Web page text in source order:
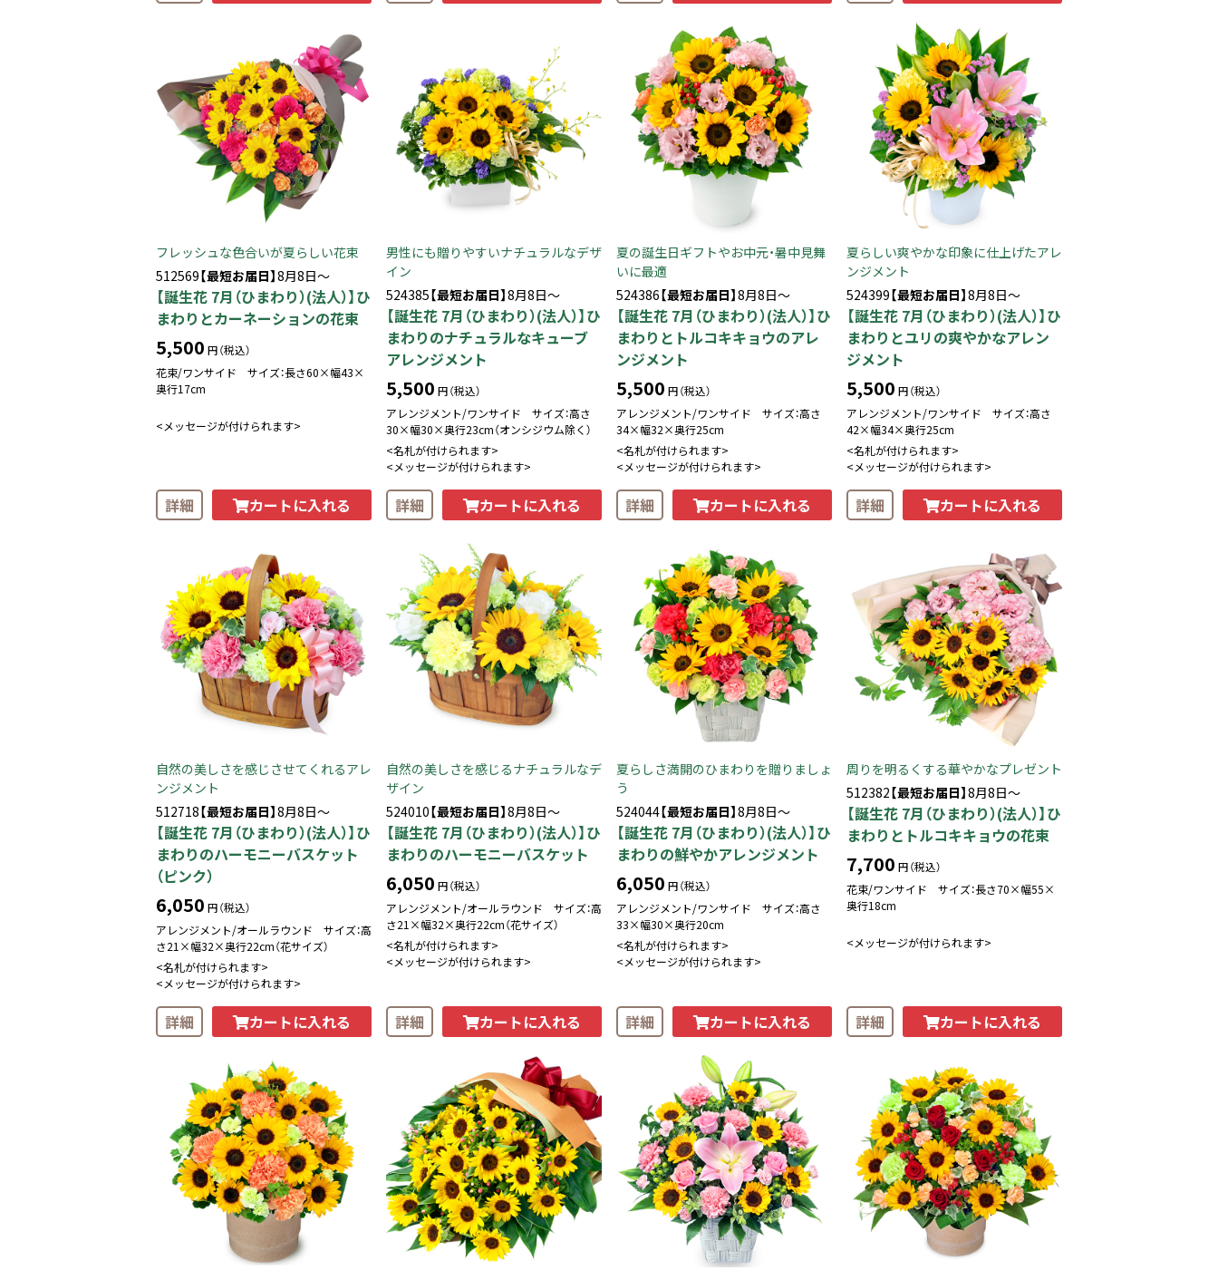
フレッシュな色合いが夏らしい花束
512569【最短お届日】8月8日～
【誕生花 7月（ひまわり）(法人）】ひ
まわりとカーネーションの花束
5,500 円（税込）
花束/ワンサイド サイズ：長さ60×幅43×
奥行17cm
<メッセージが付けられます>
詳細 カートに入れる
男性にも贈りやすいナチュラルなデザ
イン
524385【最短お届日】8月8日～
【誕生花 7月（ひまわり）(法人）】ひ
まわりのナチュラルなキューブ
アレンジメント
5,500 円（税込）
アレンジメント/ワンサイド サイズ：高さ
30×幅30×奥行23cm（オンシジウム除く）
<名札が付けられます>
<メッセージが付けられます>
詳細 カートに入れる
夏の誕生日ギフトやお中元・暑中見舞
いに最適
524386【最短お届日】8月8日～
【誕生花 7月（ひまわり）(法人）】ひ
まわりとトルコキキョウのアレ
ンジメント
5,500 円（税込）
アレンジメント/ワンサイド サイズ：高さ
34×幅32×奥行25cm
<名札が付けられます>
<メッセージが付けられます>
詳細 カートに入れる
夏らしい爽やかな印象に仕上げたアレ
ンジメント
524399【最短お届日】8月8日～
【誕生花 7月（ひまわり）(法人）】ひ
まわりとユリの爽やかなアレン
ジメント
5,500 円（税込）
アレンジメント/ワンサイド サイズ：高さ
42×幅34×奥行25cm
<名札が付けられます>
<メッセージが付けられます>
詳細 カートに入れる
自然の美しさを感じさせてくれるアレ
ンジメント
512718【最短お届日】8月8日～
【誕生花 7月（ひまわり）(法人）】ひ
まわりのハーモニーバスケット
（ピンク）
6,050 円（税込）
アレンジメント/オールラウンド サイズ：高
さ21×幅32×奥行22cm（花サイズ）
<名札が付けられます>
<メッセージが付けられます>
詳細 カートに入れる
自然の美しさを感じるナチュラルなデ
ザイン
524010【最短お届日】8月8日～
【誕生花 7月（ひまわり）(法人）】ひ
まわりのハーモニーバスケット
6,050 円（税込）
アレンジメント/オールラウンド サイズ：高
さ21×幅32×奥行22cm（花サイズ）
<名札が付けられます>
<メッセージが付けられます>
詳細 カートに入れる
夏らしさ満開のひまわりを贈りましょ
う
524044【最短お届日】8月8日～
【誕生花 7月（ひまわり）(法人）】ひ
まわりの鮮やかアレンジメント
6,050 円（税込）
アレンジメント/ワンサイド サイズ：高さ
33×幅30×奥行20cm
<名札が付けられます>
<メッセージが付けられます>
詳細 カートに入れる
周りを明るくする華やかなプレゼント
512382【最短お届日】8月8日～
【誕生花 7月（ひまわり）(法人）】ひ
まわりとトルコキキョウの花束
7,700 円（税込）
花束/ワンサイド サイズ：長さ70×幅55×
奥行18cm
<メッセージが付けられます>
詳細 カートに入れる